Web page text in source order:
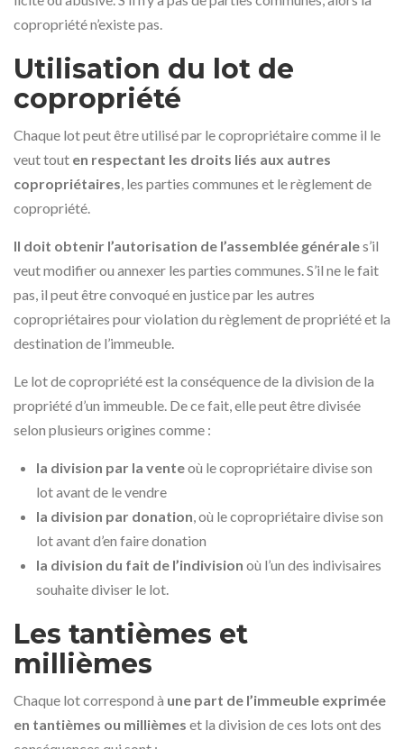
copropriété n’existe pas.
Utilisation du lot de
copropriété
Chaque lot peut être utilisé par le copropriétaire comme il le
veut tout en respectant les droits liés aux autres
copropriétaires, les parties communes et le règlement de
copropriété.
Il doit obtenir l’autorisation de l’assemblée générales’il
veut modifier ou annexer les parties communes. S’il ne le fait
pas, il peut être convoqué en justice par les autres
copropriétaires pour violation du règlement de propriété et la
destination de l’immeuble.
Le lot de copropriété est la conséquence de la division de la
propriété d’un immeuble. De ce fait, elle peut être divisée
selon plusieurs origines comme :
la division par la venteoù le copropriétaire divise son
lot avant de le vendre
la division par donation, où le copropriétaire divise son
lot avant d’en faire donation
la division du fait de l’indivision où l’un des indivisaires
souhaite diviser le lot.
Les tantièmes et
millièmes
Chaque lot correspond à une part de l’immeuble exprimée
en tantièmes ou millièmes et la division de ces lots ont des